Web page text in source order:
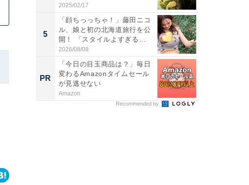
体...
2025/02/17
5
「顔ちっっちゃ！」藤田ニコ
ル、娘と初の北海道旅行を公
開！ 「スタイルよすぎる
よ〜...
2026/08/08
PR
「今日の目玉商品は？」毎日
変わるAmazonタイムセール
が見逃せない
Amazon
Recommended by